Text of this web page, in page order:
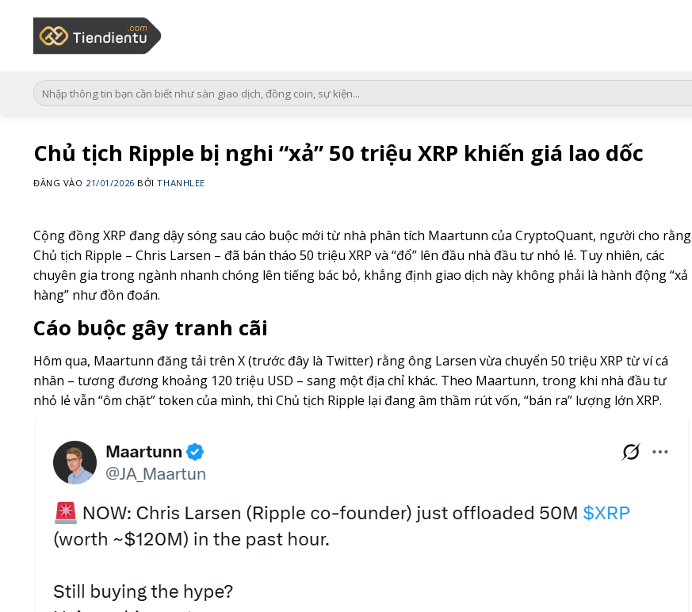
Chủ tịch Ripple bị nghi “xả” 50 triệu XRP khiến giá lao dốc
ĐĂNG VÀO 21/01/2026 BỞITHANHLEE
Cộng đồng XRP đang dậy sóng sau cáo buộc mới từ nhà phân tích Maartunn của CryptoQuant, người cho rằng
Chủ tịch Ripple – Chris Larsen – đã bán tháo 50 triệu XRP và “đổ” lên đầu nhà đầu tư nhỏ lẻ. Tuy nhiên, các
chuyên gia trong ngành nhanh chóng lên tiếng bác bỏ, khẳng định giao dịch này không phải là hành động “xả
hàng” như đồn đoán.
Cáo buộc gây tranh cãi
Hôm qua, Maartunn đăng tải trên X (trước đây là Twitter) rằng ông Larsen vừa chuyển 50 triệu XRP từ ví cá
nhân – tương đương khoảng 120 triệu USD – sang một địa chỉ khác. Theo Maartunn, trong khi nhà đầu tư
nhỏ lẻ vẫn “ôm chặt” token của mình, thì Chủ tịch Ripple lại đang âm thầm rút vốn, “bán ra” lượng lớn XRP.